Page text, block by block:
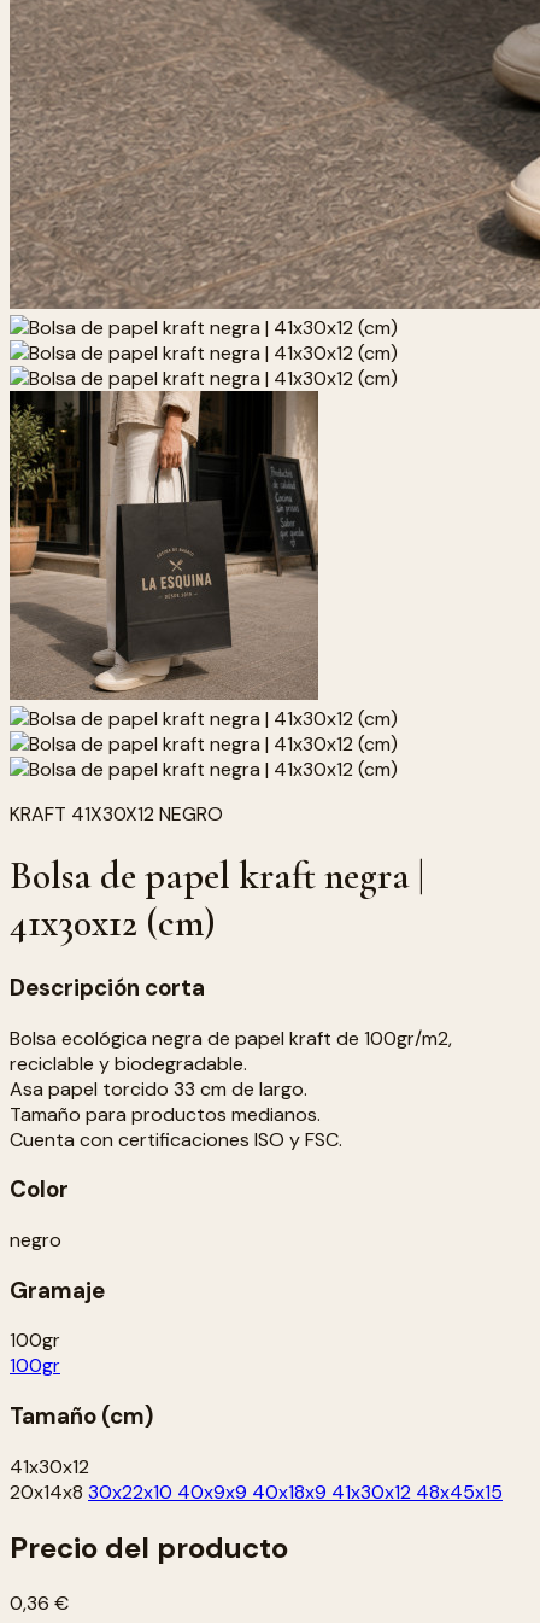
KRAFT 41X30X12 NEGRO
Bolsa de papel kraft negra |
41x30x12 (cm)
Descripción corta
Bolsa ecológica negra de papel kraft de 100gr/m2,
reciclable y biodegradable.
Asa papel torcido 33 cm de largo.
Tamaño para productos medianos.
Cuenta con certificaciones ISO y FSC.
Color
negro
Gramaje
100gr
100gr
Tamaño (cm)
41x30x12
20x14x8 30x22x10 40x9x9 40x18x9 41x30x12 48x45x15
Precio del producto
0,36 €